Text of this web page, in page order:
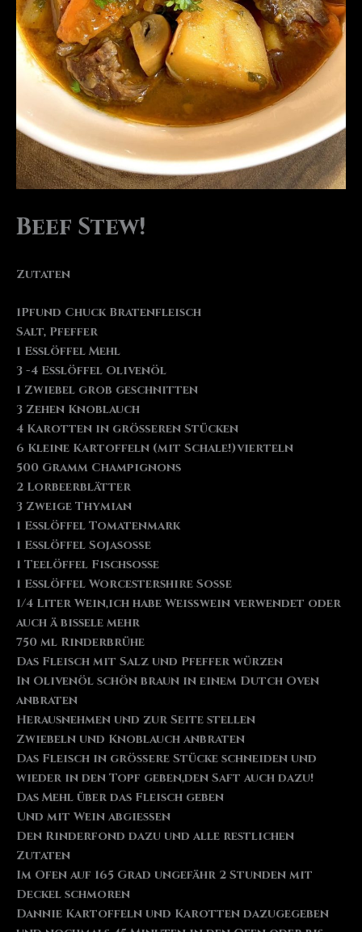
Beef Stew!
Zutaten
1Pfund Chuck Bratenfleisch
Salt, Pfeffer
1 Esslöffel Mehl
3 -4 Esslöffel Olivenöl
1 Zwiebel grob geschnitten
3 Zehen Knoblauch
4 Karotten in größeren Stücken
6 Kleine Kartoffeln (mit Schale!)vierteln
500 Gramm Champignons
2 Lorbeerblätter
3 Zweige Thymian
1 Esslöffel Tomatenmark
1 Esslöffel Sojasoße
1 Teelöffel Fischsosse
1 Esslöffel Worcestershire Soße
1/4 Liter Wein,ich habe Weißwein verwendet oder
auch ä bissele mehr
750 ml Rinderbrühe
Das Fleisch mit Salz und Pfeffer würzen
In Olivenöl schön braun in einem Dutch Oven
anbraten
Herausnehmen und zur Seite stellen
Zwiebeln und Knoblauch anbraten
Das Fleisch in größere Stücke schneiden und
wieder in den Topf geben,den Saft auch dazu!
Das Mehl über das Fleisch geben
Und mit Wein abgießen
Den Rinderfond dazu und alle restlichen
Zutaten
Im Ofen auf 165 Grad ungefähr 2 Stunden mit
Deckel schmoren
Dannie Kartoffeln und Karotten dazugegeben